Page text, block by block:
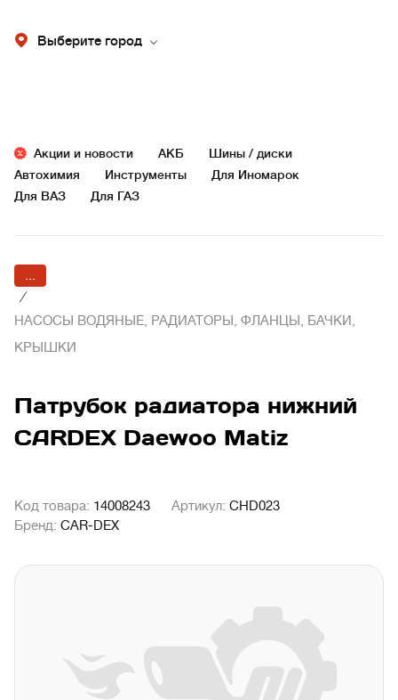
Выберите город
Акции и новости АКБ
Шины / диски
Автохимия
Инструменты
Для Иномарок
Для ВАЗ
Для ГАЗ
...
/
НАСОСЫ ВОДЯНЫЕ, РАДИАТОРЫ, ФЛАНЦЫ, БАЧКИ,
КРЫШКИ
Патрубок радиатора нижний
CARDEX Daewoo Matiz
Код товара: 14008243 Артикул: CHD023
Бренд: CAR-DEX